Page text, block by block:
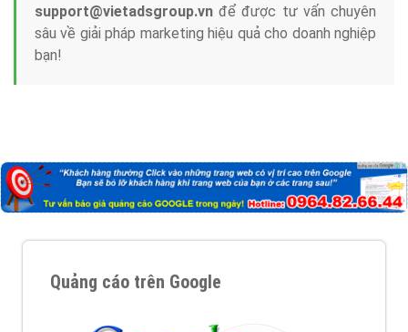
support@vietadsgroup.vn để được tư vấn chuyên
sâu về giải pháp marketing hiệu quả cho doanh nghiệp
bạn!
Quảng cáo trên Google